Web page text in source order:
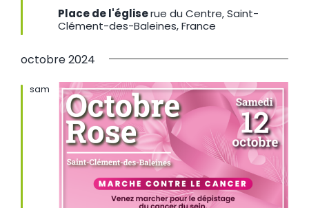
Place de l'égliserue du Centre, Saint-
Clément-des-Baleines, France
octobre 2024
sam